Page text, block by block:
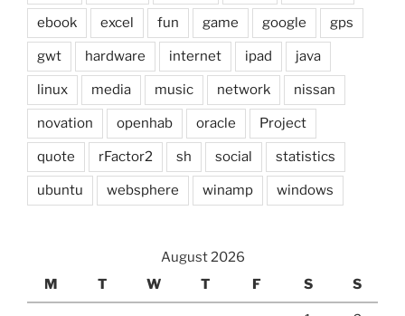
ebook excel fun game google gps
gwt hardware internet ipad java
linux media music network nissan
novation openhab oracle Project
quote rFactor2 sh social statistics
ubuntu websphere winamp windows
August 2026
M
T W T F S S